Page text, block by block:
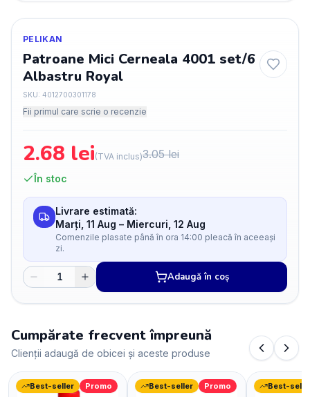
PELIKAN
Patroane Mici Cerneala 4001 set/6
Albastru Royal
SKU: 4012700301178
Fii primul care scrie o recenzie
2.68 lei(TVA inclus)3.05lei
În stoc
Livrare estimată:
Marți, 11 Aug – Miercuri, 12 Aug
Comenzile plasate până în ora 14:00 pleacă în aceeași
zi.
Adaugă în coș
Cumpărate frecvent împreună
Clienții adaugă de obicei și aceste produse
Best-seller Promo Best-seller Promo Best-